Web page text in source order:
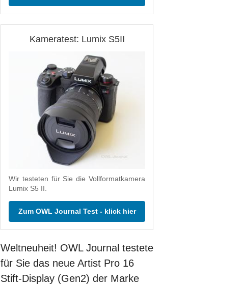
Kameratest: Lumix S5II
Wir testeten für Sie die Vollformatkamera
Lumix S5 II.
Zum OWL Journal Test - klick hier
Weltneuheit! OWL Journal testete
für Sie das neue Artist Pro 16
Stift-Display (Gen2) der Marke